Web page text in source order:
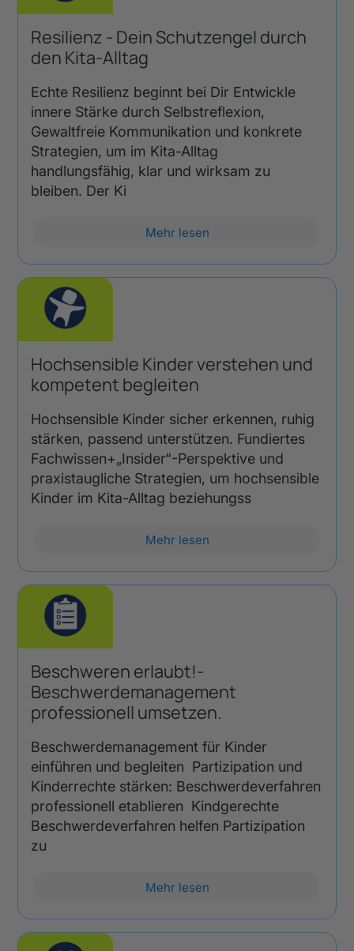
Resilienz - Dein Schutzengel durch
den Kita-Alltag
Echte Resilienz beginnt bei Dir Entwickle
innere Stärke durch Selbstreflexion,
Gewaltfreie Kommunikation und konkrete
Strategien, um im Kita-Alltag
handlungsfähig, klar und wirksam zu
bleiben. Der Ki
Mehr lesen
Hochsensible Kinder verstehen und
kompetent begleiten
Hochsensible Kinder sicher erkennen, ruhig
stärken, passend unterstützen. Fundiertes
Fachwissen+„Insider“-Perspektive und
praxistaugliche Strategien, um hochsensible
Kinder im Kita-Alltag beziehungss
Mehr lesen
Beschweren erlaubt!-
Beschwerdemanagement
professionell umsetzen.
Beschwerdemanagement für Kinder
einführen und begleiten Partizipation und
Kinderrechte stärken: Beschwerdeverfahren
professionell etablieren Kindgerechte
Beschwerdeverfahren helfen Partizipation
zu
Mehr lesen